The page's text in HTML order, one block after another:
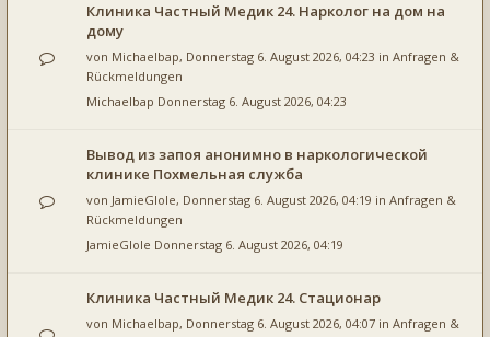
Клиника Частный Медик 24. Нарколог на дом на
дому
von Michaelbap, Donnerstag 6. August 2026, 04:23 in Anfragen &
Rückmeldungen
Michaelbap Donnerstag 6. August 2026, 04:23
Вывод из запоя анонимно в наркологической
клинике Похмельная служба
von JamieGlole, Donnerstag 6. August 2026, 04:19 in Anfragen &
Rückmeldungen
JamieGlole Donnerstag 6. August 2026, 04:19
Клиника Частный Медик 24. Стационар
von Michaelbap, Donnerstag 6. August 2026, 04:07 in Anfragen &